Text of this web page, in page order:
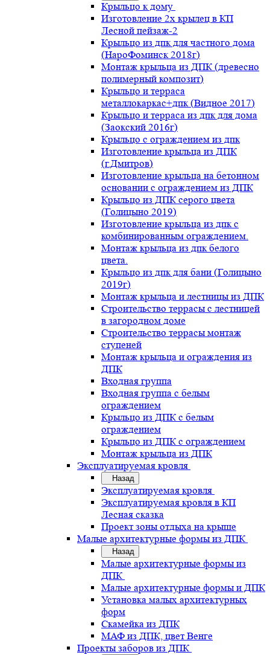
Крыльцо к дому
Изготовление 2х крылец в КП
Лесной пейзаж-2
Крыльцо из дпк для частного дома
(НароФоминск 2018г)
Монтаж крыльца из ДПК (древесно
полимерный композит)
Крыльцо и терраса
металлокаркас+дпк (Видное 2017)
Крыльцо и терраса из дпк для дома
(Заокский 2016г)
Крыльцо с ограждением из дпк
Изготовление крыльца из ДПК
(г.Дмитров)
Изготовление крыльца на бетонном
основании с ограждением из ДПК
Крыльцо из ДПК серого цвета
(Голицыно 2019)
Изготовление крыльца из дпк с
комбинированным ограждением.
Монтаж крыльца из дпк белого
цвета.
Крыльцо из дпк для бани (Голицыно
2019г)
Монтаж крыльца и лестницы из ДПК
Строительство террасы с лестницей
в загородном доме
Строительство террасы монтаж
ступеней
Монтаж крыльца и ограждения из
ДПК
Входная группа
Входная группа с белым
ограждением
Крыльцо из ДПК с белым
ограждением
Крыльцо из ДПК с ограждением
Монтаж крыльца из ДПК
Эксплуатируемая кровля
Назад
Эксплуатируемая кровля
Эксплуатируемая кровля в КП
Лесная сказка
Проект зоны отдыха на крыше
Малые архитектурные формы из ДПК
Назад
Малые архитектурные формы из
ДПК
Малые архитектурные формы и ДПК
Установка малых архитектурных
форм
Скамейка из ДПК
МАФ из ДПК, цвет Венге
Проекты заборов из ДПК